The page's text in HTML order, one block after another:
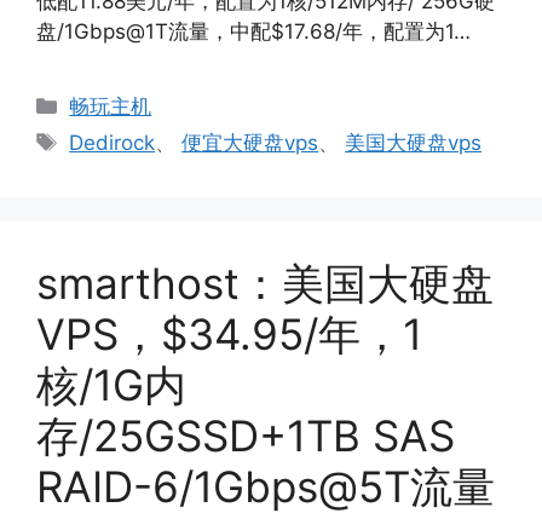
盘/1Gbps@1T流量，中配$17.68/年，配置为1…
分
类
畅玩主机
标
Dedirock、便宜大硬盘vps、 美国大硬盘vps
smarthost：美国大硬盘
VPS，$34.95/年，1
核/1G内
存/25GSSD+1TB SAS
RAID-6/1Gbps@5T流量